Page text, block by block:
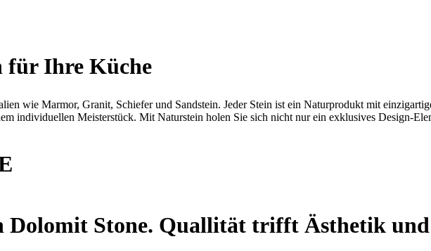
für Ihre Küche
wie Marmor, Granit, Schiefer und Sandstein. Jeder Stein ist ein Naturprodukt mit
individuellen Meisterstück. Mit Naturstein holen Sie sich nicht nur ein exklusives Design-
Dolomit Stone. Quallität trifft Ästhetik und